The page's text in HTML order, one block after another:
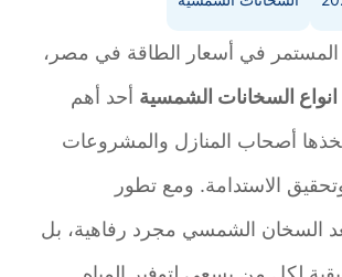
في أسعار الطاقة في مصر،
السخانات الشمسيةأحد أهم
أصحاب المنازل والمشروعات
الاستدامة. ومع تطور
السخان الشمسي مجرد رفاهية، بل